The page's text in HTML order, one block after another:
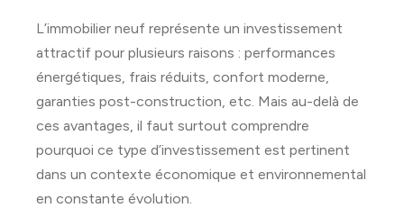
L’immobilier neuf représente un investissement
attractif pour plusieurs raisons : performances
énergétiques, frais réduits, confort moderne,
garanties post-construction, etc. Mais au-delà de
ces avantages, il faut surtout comprendre
pourquoi ce type d’investissement est pertinent
dans un contexte économique et environnemental
en constante évolution.